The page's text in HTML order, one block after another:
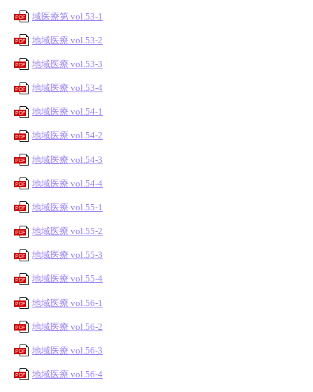
域医療第 vol.53-1
PDF
地域医療 vol.53-2
PDF
地域医療 vol.53-3
PDF
地域医療 vol.53-4
PDF
地域医療 vol.54-1
PDF
地域医療 vol.54-2
PDF
地域医療 vol.54-3
PDF
地域医療 vol.54-4
PDF
地域医療 vol.55-1
PDF
地域医療 vol.55-2
PDF
地域医療 vol.55-3
PDF
地域医療 vol.55-4
PDF
地域医療 vol.56-1
PDF
地域医療 vol.56-2
PDF
地域医療 vol.56-3
PDF
地域医療 vol.56-4
PDF